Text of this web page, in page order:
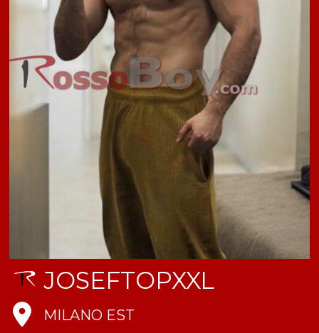
JOSEFTOPXXL
MILANO EST